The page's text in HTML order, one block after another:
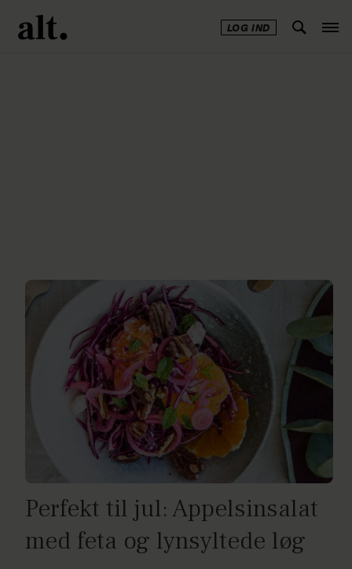
LOG IND
Perfekt til jul: Appelsinsalat
med feta og lynsyltede løg